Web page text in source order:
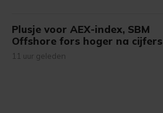
Plusje voor AEX-index, SBM
Offshore fors hoger na cijfers
11 uur geleden